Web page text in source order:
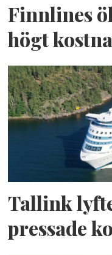
Finnlines
högt
Tallink
pressade